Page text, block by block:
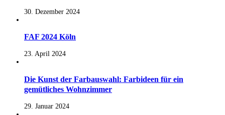
30. Dezember 2024
FAF 2024 Köln
23. April 2024
Die Kunst der Farbauswahl: Farbideen für ein
gemütliches Wohnzimmer
29. Januar 2024